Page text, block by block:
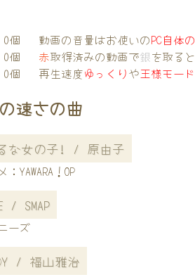
個
個
個
動画の音量はお使いのPC自体
赤取得済みの動画で銀を取る
再生速度ゆっくりや王様モー
速さの曲
な女の子! / 原由子
YAWARA！OP
/ SMAP
ーズ
/ 福山雅治